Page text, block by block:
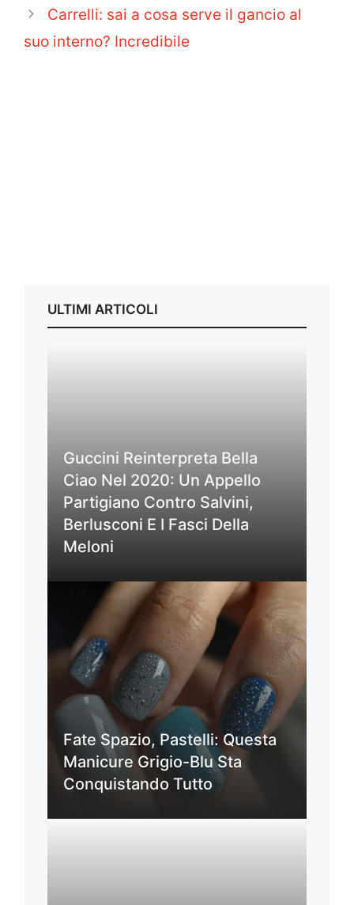
Carrelli: sai a cosa serve il gancio al
suo interno? Incredibile
ULTIMI ARTICOLI
Guccini Reinterpreta Bella
Ciao Nel 2020: Un Appello
Partigiano Contro Salvini,
Berlusconi E I Fasci Della
Meloni
Fate Spazio, Pastelli: Questa
Manicure Grigio-Blu Sta
Conquistando Tutto